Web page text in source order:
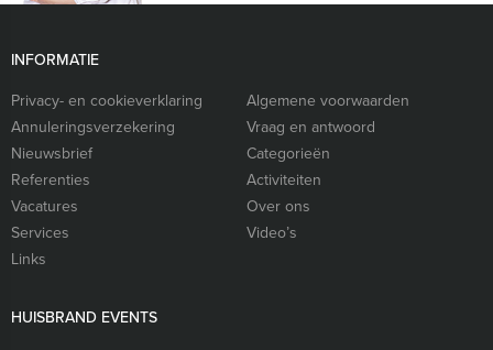
INFORMATIE
Privacy- en cookieverklaring
Algemene voorwaarden
Annuleringsverzekering
Vraag en antwoord
Nieuwsbrief
Categorieën
Referenties
Activiteiten
Vacatures
Over ons
Services
Video’s
Links
HUISBRAND EVENTS